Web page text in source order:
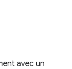
avec un